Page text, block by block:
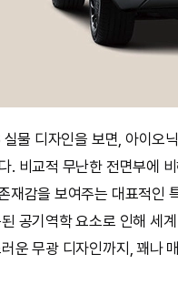
물 디자인을 보면, 아이오
. 비교적 무난한 전면부에
재감을 보여주는 대표적인
공기역학 요소로 인해 세
운 무광 디자인까지, 꽤나